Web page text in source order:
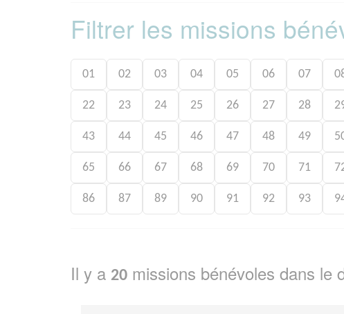
Filtrer les missions
01 02 03 04 05 06 07
22 23 24 25 26 27 28
43 44 45 46 47 48 49
65 66 67 68 69 70 71
86 87 89 90 91 92 93
Il y a 20 missions bénévoles dans le